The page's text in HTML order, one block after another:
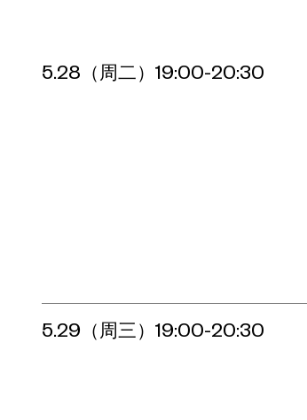
5.28（周二）19:00-20:30
5.29（周三）19:00-20:30